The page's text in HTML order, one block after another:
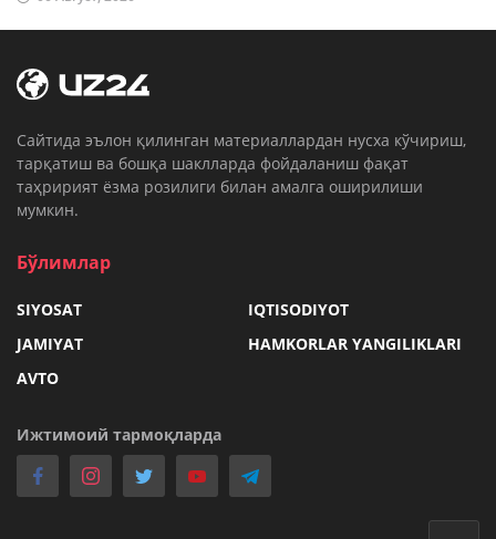
Cайтида эълон қилинган материаллардан нусха кўчириш,
тарқатиш ва бошқа шаклларда фойдаланиш фақат
таҳририят ёзма розилиги билан амалга оширилиши
мумкин.
Бўлимлар
SIYOSAT
IQTISODIYOT
JAMIYAT
HAMKORLAR YANGILIKLARI
AVTO
Ижтимоий тармоқларда